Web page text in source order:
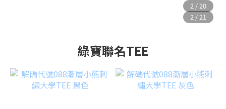
綠寶聯名TEE